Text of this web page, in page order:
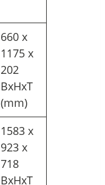
660 x
1175 x
202
BxHxT
(mm)
1583 x
923 x
718
BxHxT